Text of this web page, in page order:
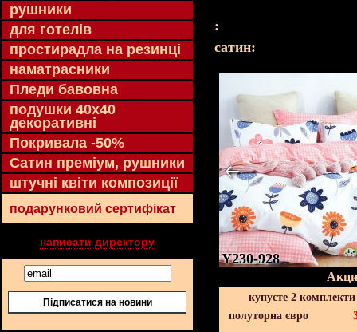
рушники
для готелів
простирадла на резинці
наматрасники
Пледи бавовна
подушки 40х40
декоративні
Покривала -50%
Сатин преміум, рушники
штучні квіти композиції
подарунковий сертифікат
написати директору
Підписатися на новини
:
cатин:
Y230-928
купуєте 2
полуторна євро